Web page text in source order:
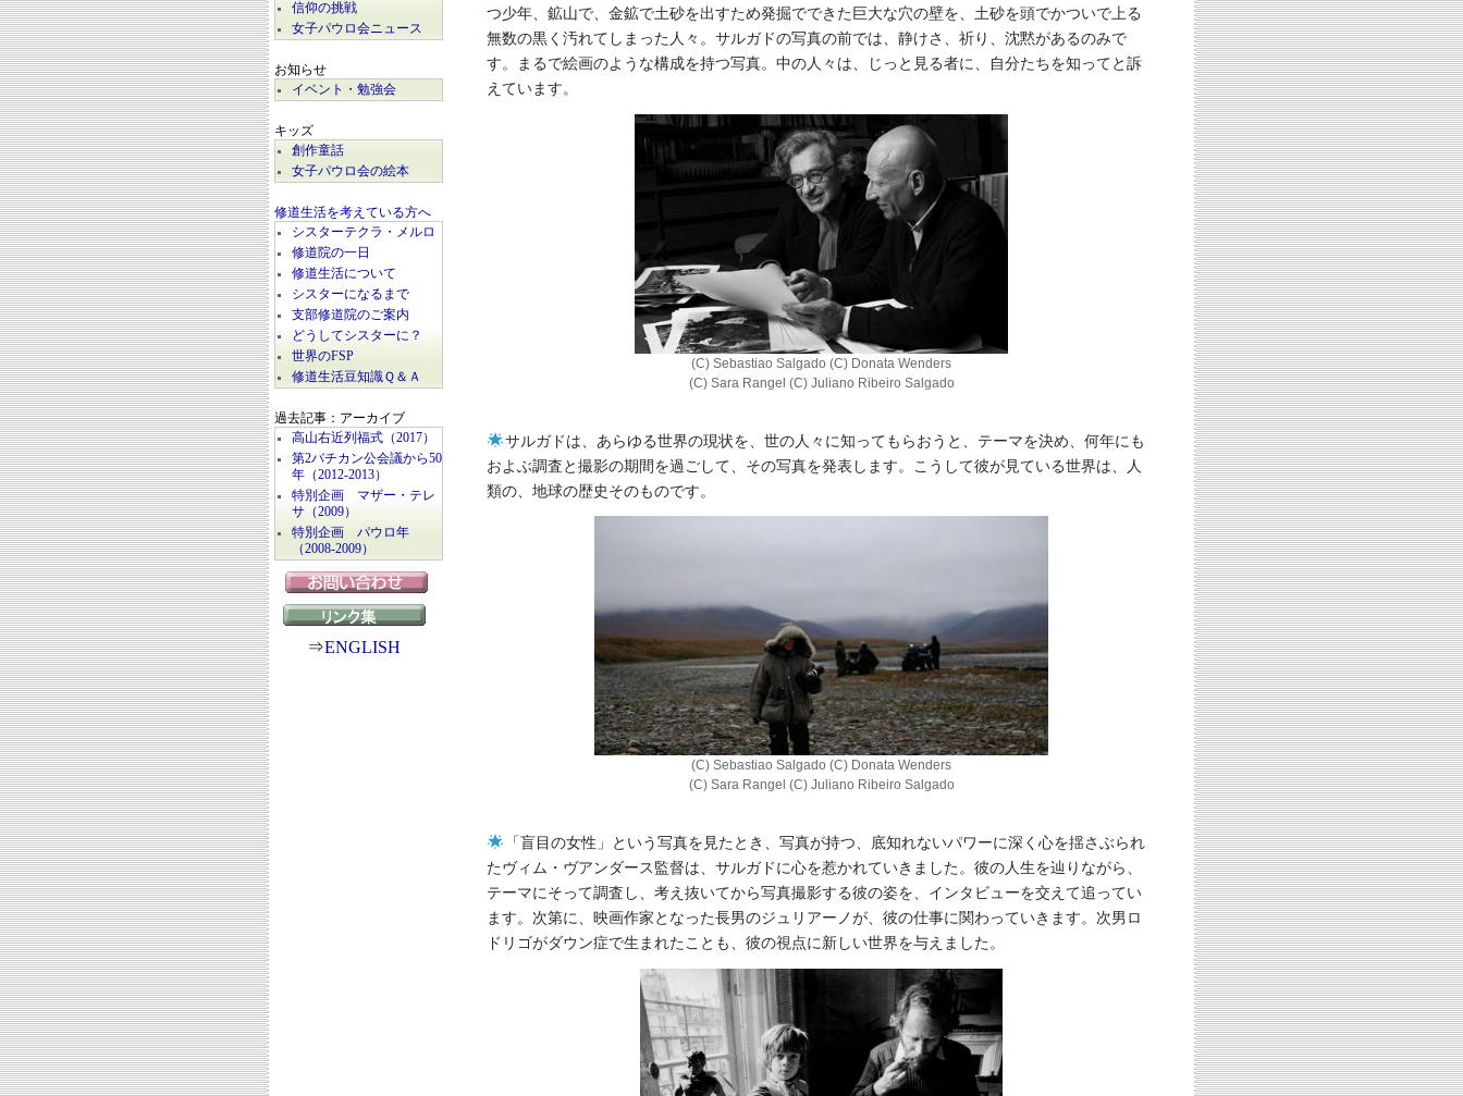
信仰の挑戦
女子パウロ会ニュース
お知らせ
イベント・勉強会
キッズ
創作童話
女子パウロ会の絵本
修道生活を考えている方へ
シスターテクラ・メルロ
修道院の一日
修道生活について
シスターになるまで
支部修道院のご案内
どうしてシスターに？
世界のFSP
修道生活豆知識Ｑ＆Ａ
過去記事：アーカイブ
高山右近列福式（2017）
第2バチカン公会議から50
年（2012-2013）
特別企画 マザー・テレ
サ（2009）
特別企画 パウロ年
（2008-2009）
⇒ENGLISH
つ少年、鉱山で、金鉱で土砂を出すため発掘でできた巨大な穴の壁を、土砂を頭でかついで上る
無数の黒く汚れてしまった人々。サルガドの写真の前では、静けさ、祈り、沈黙があるのみで
す。まるで絵画のような構成を持つ写真。中の人々は、じっと見る者に、自分たちを知ってと訴
えています。
(C) Sebastiao Salgado (C) Donata Wenders
(C) Sara Rangel (C) Juliano Ribeiro Salgado
サルガドは、あらゆる世界の現状を、世の人々に知ってもらおうと、テーマを決め、何年にも
およぶ調査と撮影の期間を過ごして、その写真を発表します。こうして彼が見ている世界は、人
類の、地球の歴史そのものです。
(C) Sebastiao Salgado (C) Donata Wenders
(C) Sara Rangel (C) Juliano Ribeiro Salgado
「盲目の女性」という写真を見たとき、写真が持つ、底知れないパワーに深く心を揺さぶられ
たヴィム・ヴアンダース監督は、サルガドに心を惹かれていきました。彼の人生を辿りながら、
テーマにそって調査し、考え抜いてから写真撮影する彼の姿を、インタビューを交えて追ってい
ます。次第に、映画作家となった長男のジュリアーノが、彼の仕事に関わっていきます。次男ロ
ドリゴがダウン症で生まれたことも、彼の視点に新しい世界を与えました。